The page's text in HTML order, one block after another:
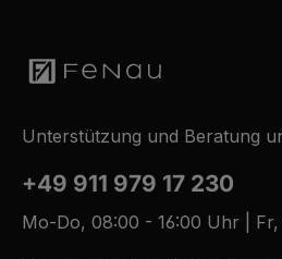
Unterstützung und Beratung
+49 911 979 17 230
Mo-Do, 08:00 - 16:00 Uhr |